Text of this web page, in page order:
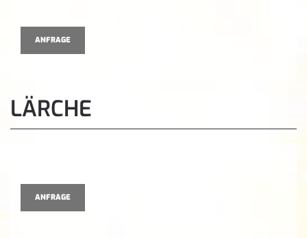
ANFRAGE
LÄRCHE
ANFRAGE